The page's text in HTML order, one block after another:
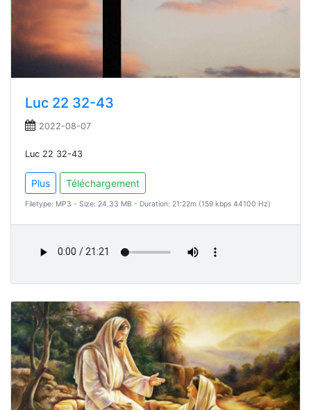
Luc 22 32-43
2022-08-07
Luc 22 32-43
Plus Téléchargement
Filetype: MP3 - Size: 24.33 MB - Duration: 21:22m (159 kbps 44100 Hz)